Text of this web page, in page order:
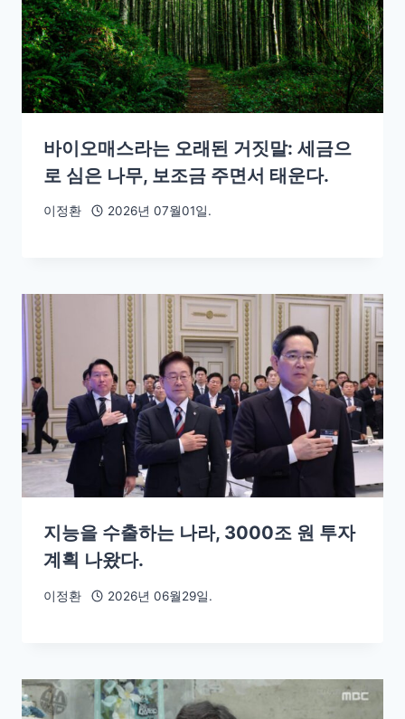
바이오매스라는 오래된 거짓말: 세금으
로 심은 나무, 보조금 주면서 태운다.
이정환 2026년 07월01일.
지능을 수출하는 나라, 3000조 원 투자
계획 나왔다.
이정환 2026년 06월29일.